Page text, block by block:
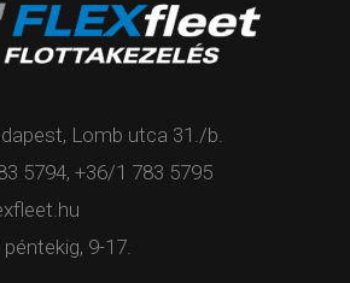
Lomb utca 31./b.
5794, +36/1 783 5795
9-17.